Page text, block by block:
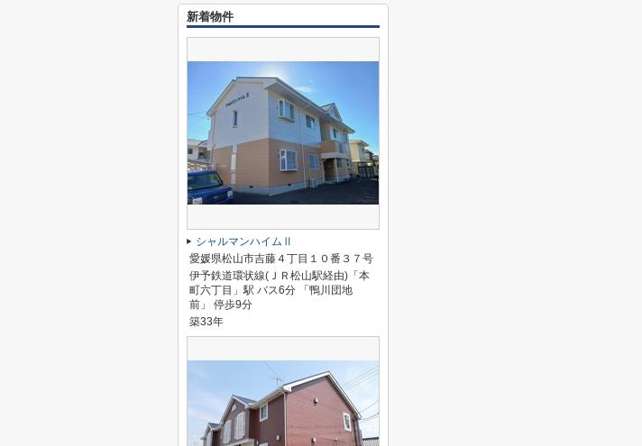
新着物件
シャルマンハイムⅡ
愛媛県松山市吉藤４丁目１０番３７号
伊予鉄道環状線(ＪＲ松山駅経由)「本
町六丁目」駅 バス6分 「鴨川団地
前」 停歩9分
築33年